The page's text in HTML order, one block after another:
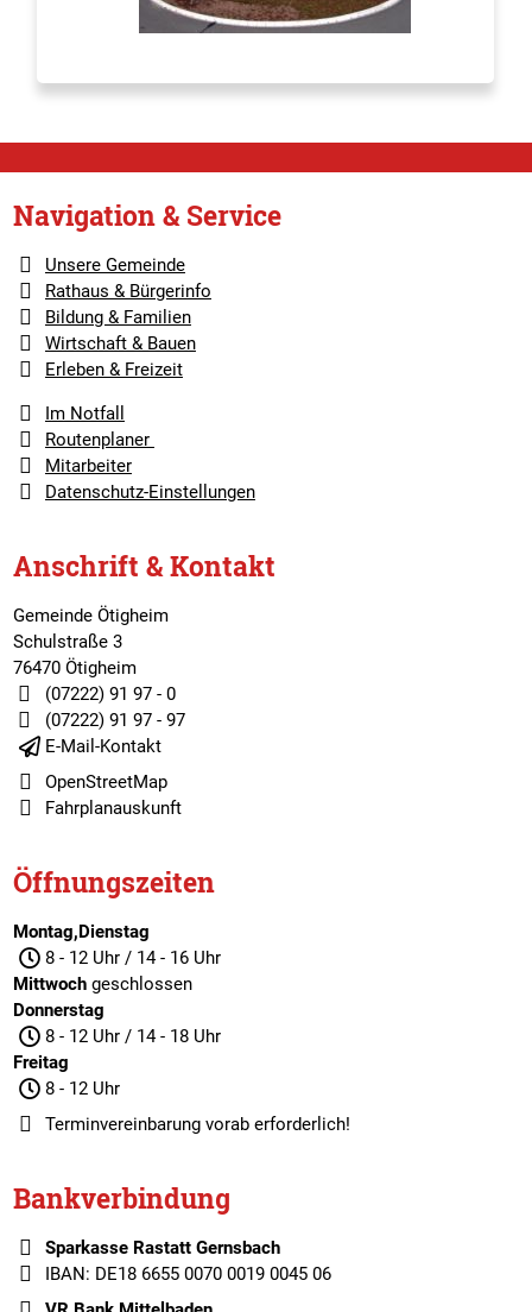
Navigation & Service
Unsere Gemeinde
Rathaus & Bürgerinfo
Bildung & Familien
Wirtschaft & Bauen
Erleben & Freizeit
Im Notfall
Routenplaner
Mitarbeiter
Datenschutz-Einstellungen
Anschrift & Kontakt
Gemeinde Ötigheim
Schulstraße 3
76470 Ötigheim
(07222) 91 97 - 0
(07222) 91 97 - 97
E-Mail-Kontakt
OpenStreetMap
Fahrplanauskunft
Öffnungszeiten
Montag,Dienstag
8 - 12 Uhr / 14 - 16 Uhr
Mittwochgeschlossen
Donnerstag
8 - 12 Uhr / 14 - 18 Uhr
Freitag
8 - 12 Uhr
Terminvereinbarungvorab erforderlich!
Bankverbindung
Sparkasse Rastatt Gernsbach
IBAN: DE18 6655 0070 0019 0045 06